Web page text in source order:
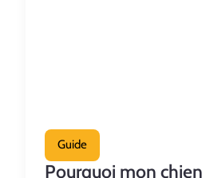
Guide
Pourquoi mon